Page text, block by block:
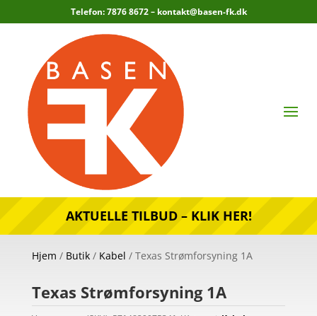
Telefon: 7876 8672 – kontakt@basen-fk.dk
AKTUELLE TILBUD – KLIK HER!
Hjem / Butik/ Kabel / Texas Strømforsyning 1A
Texas Strømforsyning 1A